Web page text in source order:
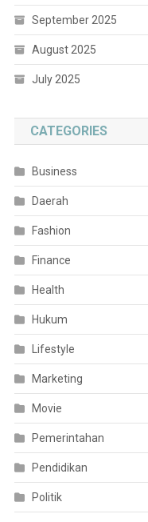
September 2025
August 2025
July 2025
CATEGORIES
Business
Daerah
Fashion
Finance
Health
Hukum
Lifestyle
Marketing
Movie
Pemerintahan
Pendidikan
Politik